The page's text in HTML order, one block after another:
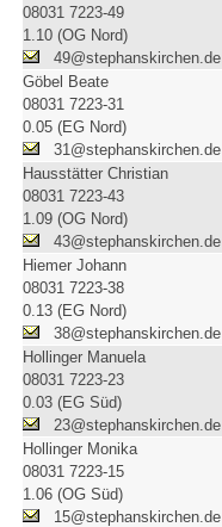
08031 7223-49
1.10 (OG Nord)
49@stephanskirchen.de
Göbel Beate
08031 7223-31
0.05 (EG Nord)
31@stephanskirchen.de
Hausstätter Christian
08031 7223-43
1.09 (OG Nord)
43@stephanskirchen.de
Hiemer Johann
08031 7223-38
0.13 (EG Nord)
38@stephanskirchen.de
Hollinger Manuela
08031 7223-23
0.03 (EG Süd)
23@stephanskirchen.de
Hollinger Monika
08031 7223-15
1.06 (OG Süd)
15@stephanskirchen.de